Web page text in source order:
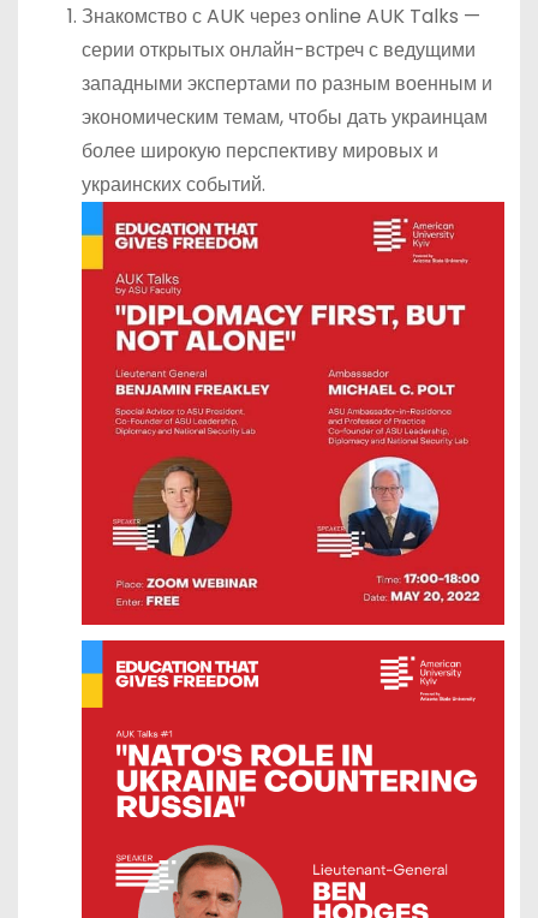
Знакомство с AUK через online AUK Talks —
серии открытых онлайн-встреч с ведущими
западными экспертами по разным военным и
экономическим темам, чтобы дать украинцам
более широкую перспективу мировых и
украинских событий.